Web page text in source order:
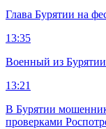
Глава Бурятии на
13:35
Военный из
13:21
В Бурятии
проверками